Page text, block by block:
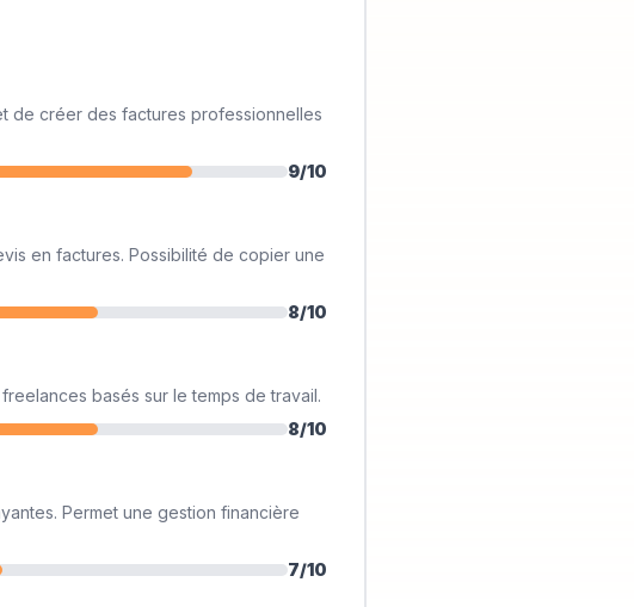
de créer des factures professionnelles
9/10
en factures. Possibilité de copier une
8/10
basés sur le temps de travail.
8/10
Permet une gestion financière
7/10